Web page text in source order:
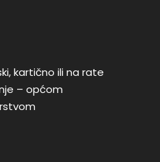
kartično ili na rate
– općom